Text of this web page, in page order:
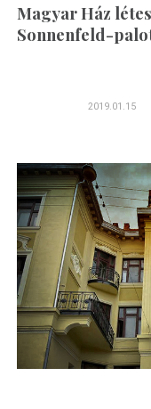
Magyar Ház
Sonnenfeld-
2019.01.15